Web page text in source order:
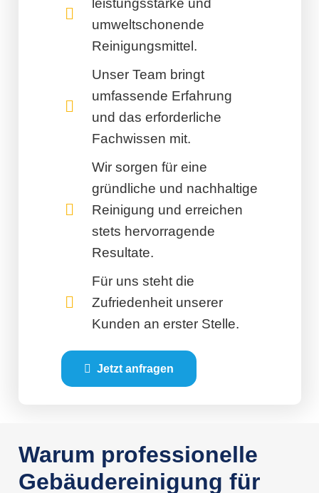
leistungsstarke und
umweltschonende
Reinigungsmittel.
Unser Team bringt
umfassende Erfahrung
und das erforderliche
Fachwissen mit.
Wir sorgen für eine
gründliche und nachhaltige
Reinigung und erreichen
stets hervorragende
Resultate.
Für uns steht die
Zufriedenheit unserer
Kunden an erster Stelle.
Jetzt anfragen
Warum professionelle
Gebäudereinigung für